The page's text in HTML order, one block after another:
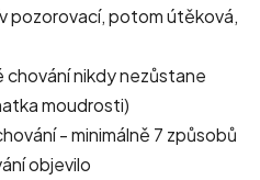
pozorovací, potom útěková,
chování nikdy nezůstane
moudrosti)
- minimálně 7 způsobů
objevilo